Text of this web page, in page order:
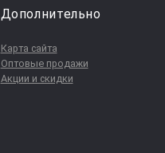
Дополнительно
Карта сайта
Оптовые продажи
Акции и скидки